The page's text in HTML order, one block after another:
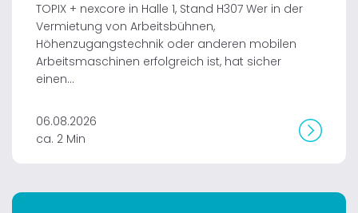
TOPIX + nexcore in Halle 1, Stand H307 Wer in der
Vermietung von Arbeitsbühnen,
Höhenzugangstechnik oder anderen mobilen
Arbeitsmaschinen erfolgreich ist, hat sicher
einen...
06.08.2026
ca. 2 Min